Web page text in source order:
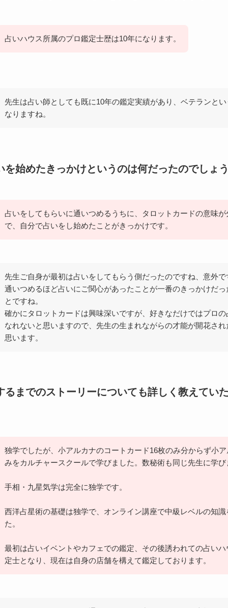
占いハウス所属のプロ鑑定士歴は10年になります。
先生は占い師としても既に10年の鑑定実績があり、ベテランとい
なりますね。
始めたきっかけというのは何だったのでしょ
占いをしてもらいに通いつめるうちに、タロットカードの意味
で、自分で占いをし始めたことがきっかけです。
先生ご自身が最初は占いをしてもらう側だったのですね、意外で
通いつめるほど占いにご関心があったことが一番のきっかけだっ
とですね。
確かにタロットカードは興味深いですが、好きなだけではプロの
なれないと思いますので、先生の生まれながらの才能が開花され
思います。
までのストーリーについても詳しく教えてい
独学でしたが、小アルカナのコートカード16枚のみ分からず小
みをカルチャースクールで学びました。数秘術も同じ先生に学び
手相・九星気学は完全に独学です。
西洋占星術の基礎は独学で、オンライン講座で中級レベルの知識
た。
最初は占いイベントやカフェでの鑑定、その後誘われての占い
定士となり、現在は自身の店舗を構えて鑑定しております。